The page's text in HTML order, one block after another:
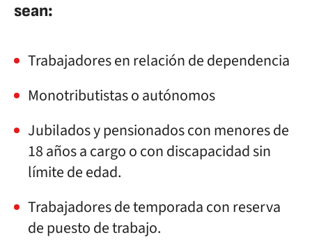
sean:
Trabajadores en relación de dependencia
Monotributistas o autónomos
Jubilados y pensionados con menores de
18 años a cargo o con discapacidad sin
límite de edad.
Trabajadores de temporada con reserva
de puesto de trabajo.